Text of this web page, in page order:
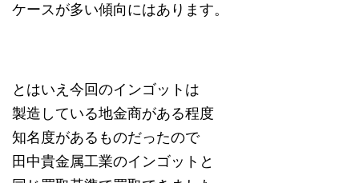
ケースが多い傾向にはあります。
とはいえ今回のインゴットは
製造している地金商がある程度
知名度があるものだったので
田中貴金属工業のインゴットと